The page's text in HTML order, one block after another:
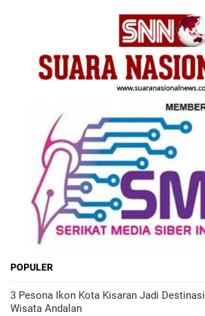
POPULER
3 Pesona Ikon Kota Kisaran Jadi Destinasi
Wisata Andalan